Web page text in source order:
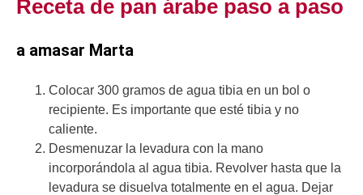
Receta de pan árabe paso a paso
a amasar Marta
Colocar 300 gramos de agua tibia en un bol o
recipiente. Es importante que esté tibia y no
caliente.
Desmenuzar la levadura con la mano
incorporándola al agua tibia. Revolver hasta que la
levadura se disuelva totalmente en el agua. Dejar